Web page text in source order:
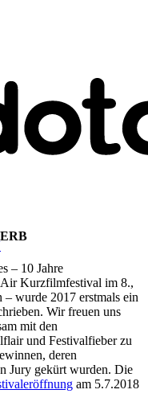
– 10 Jahre
Kurzfilmfestival im 8.,
wurde 2017 erstmals ein
Wir freuen uns
mit den
und Festivalfieber zu
deren
Jury gekürt wurden. Die
am 5.7.2018